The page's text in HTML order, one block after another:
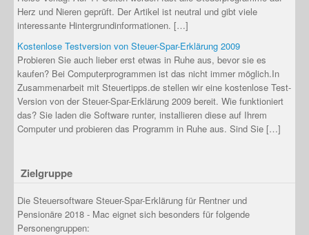
Herz und Nieren geprüft. Der Artikel ist neutral und gibt viele
interessante Hintergrundinformationen. […]
Kostenlose Testversion von Steuer-Spar-Erklärung 2009
Probieren Sie auch lieber erst etwas in Ruhe aus, bevor sie es
kaufen? Bei Computerprogrammen ist das nicht immer möglich.In
Zusammenarbeit mit Steuertipps.de stellen wir eine kostenlose Test-
Version von der Steuer-Spar-Erklärung 2009 bereit. Wie funktioniert
das? Sie laden die Software runter, installieren diese auf Ihrem
Computer und probieren das Programm in Ruhe aus. Sind Sie […]
Zielgruppe
Die Steuersoftware Steuer-Spar-Erklärung für Rentner und
Pensionäre 2018 - Mac eignet sich besonders für folgende
Personengruppen: